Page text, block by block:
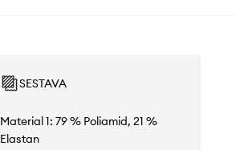
SESTAVA
Material 1: 79 % Poliamid, 21 %
Elastan